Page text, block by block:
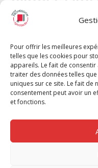
Pour offrir les meilleures
telles que les cookies pour
appareils. Le fait de
traiter des données telles
uniques sur ce site. Le fait
consentement peut avoir un
et fonctions.
Chèque Intermittents
Chèque Compta
Chèque Emploi
G-Pods
Profession Audio-
Le Cahier Pro